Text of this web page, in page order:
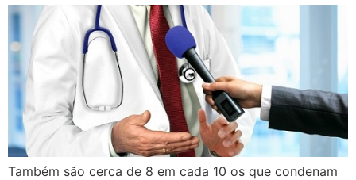
Também são cerca de 8 em cada 10 os que condenam